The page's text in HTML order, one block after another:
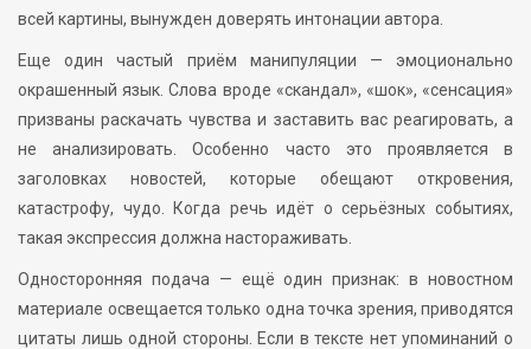
всей картины, вынужден доверять интонации автора.
Еще один частый приём манипуляции — эмоционально
окрашенный язык. Слова вроде «скандал», «шок», «сенсация»
призваны раскачать чувства и заставить вас реагировать, а
не анализировать. Особенно часто это проявляется в
заголовках новостей, которые обещают откровения,
катастрофу, чудо. Когда речь идёт о серьёзных событиях,
такая экспрессия должна настораживать.
Односторонняя подача — ещё один признак: в новостном
материале освещается только одна точка зрения, приводятся
цитаты лишь одной стороны. Если в тексте нет упоминаний о